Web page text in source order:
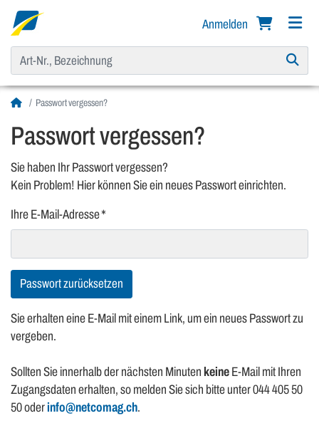
Anmelden
Passwort vergessen?
Passwort vergessen?
Sie haben Ihr Passwort vergessen?
Kein Problem! Hier können Sie ein neues Passwort einrichten.
Ihre E-Mail-Adresse
Passwort zurücksetzen
Sie erhalten eine E-Mail mit einem Link, um ein neues Passwort zu
vergeben.
Sollten Sie innerhalb der nächsten Minuten keine E-Mail mit Ihren
Zugangsdaten erhalten, so melden Sie sich bitte unter 044 405 50
50 oderinfo@netcomag.ch.